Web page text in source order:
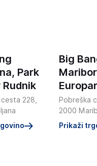
Park
228,
Big
Pobreška
2000
Prikaži